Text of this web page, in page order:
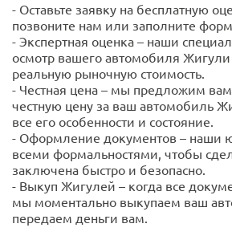
- Оставьте заявку на бесплатную
позвоните нам или заполните
- Экспертная оценка – наши
осмотр вашего автомобиля
реальную рыночную стоимость.
- Честная цена – мы предложим
честную цену за ваш автомобиль
все его особенности и состояние.
- Оформление документов – наши
всеми формальностями, чтобы
заключена быстро и безопасно.
- Выкуп Жигулей – когда все
мы моментально выкупаем ваш
передаем деньги вам.